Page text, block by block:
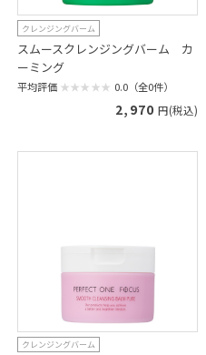
クレンジングバーム
スムースクレンジングバーム カ
ーミング
平均評価 0.0（全0件）
2,970 円(税込)
クレンジングバーム